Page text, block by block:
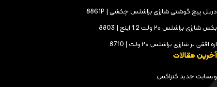
دریل پیچ گوشتی شارژی براشلس چکشی | 8861P
بکس شارژی براشلس ۲۰ ولت 1.2 اینچ | 8803
اره افقی بر شارژی براشلس ۲۰ ولت | 8710
آخرین مقالات
وبسایت جدید کنزاکس